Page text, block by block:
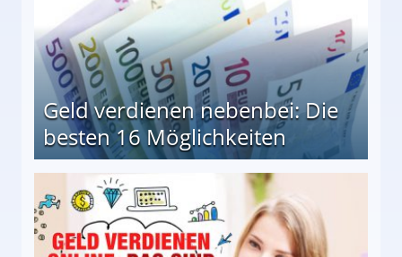
Geld verdienen nebenbei: Die
besten 16 Möglichkeiten